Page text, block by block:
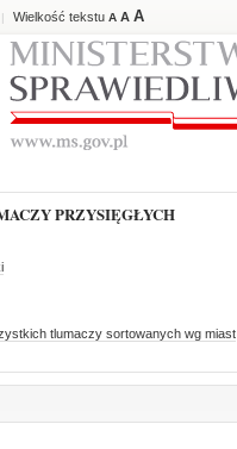
| Wielkość tekstu A A A
PRZYSIĘGŁYCH
tlumaczy sortowanych wg miast